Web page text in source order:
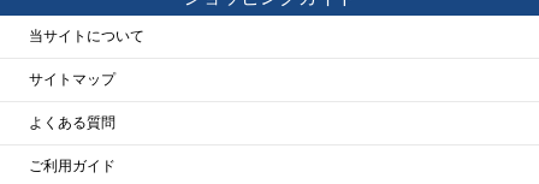
当サイトについて
サイトマップ
よくある質問
ご利用ガイド